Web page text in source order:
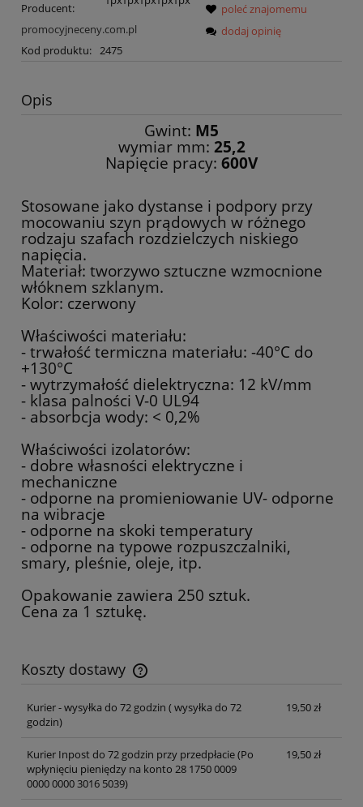
Producent:
promocyjneceny.com.pl
Kod produktu: 2475
poleć znajomemu
dodaj opinię
Opis
Gwint: M5
wymiar mm: 25,2
Napięcie pracy: 600V
Stosowane jako dystanse i podpory przy
mocowaniu szyn prądowych w różnego
rodzaju szafach rozdzielczych niskiego
napięcia.
Materiał: tworzywo sztuczne wzmocnione
włóknem szklanym.
Kolor: czerwony
Właściwości materiału:
- trwałość termiczna materiału: -40°C do
+130°C
- wytrzymałość dielektryczna: 12 kV/mm
- klasa palności V-0 UL94
- absorbcja wody: < 0,2%
Właściwości izolatorów:
- dobre własności elektryczne i
mechaniczne
- odporne na promieniowanie UV- odporne
na wibracje
- odporne na skoki temperatury
- odporne na typowe rozpuszczalniki,
smary, pleśnie, oleje, itp.
Opakowanie zawiera 250 sztuk.
Cena za 1 sztukę.
Koszty dostawy
Cena nie zawiera ewentualnych kosztów płatności
Kurier - wysyłka do 72 godzin ( wysyłka do 72
godzin)
19,50 zł
Kurier Inpost do 72 godzin przy przedpłacie(Po
wpłynięciu pieniędzy na konto 28 1750 0009
0000 0000 3016 5039)
19,50 zł